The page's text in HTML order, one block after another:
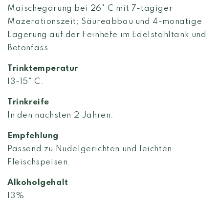
Maischegärung bei 26° C mit 7-tägiger
Mazerationszeit; Säureabbau und 4-monatige
Lagerung auf der Feinhefe im Edelstahltank und
Betonfass.
Trinktemperatur
13-15° C.
Trinkreife
In den nächsten 2 Jahren.
Empfehlung
Passend zu Nudelgerichten und leichten
Fleischspeisen.
Alkoholgehalt
13%